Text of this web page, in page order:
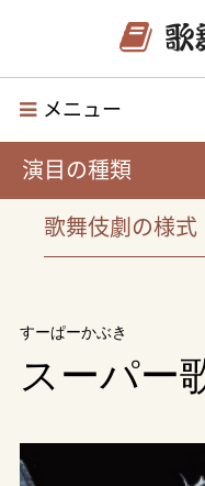
メニュー
演目の種類
歌舞伎劇の様式
すーぱーかぶき
スーパー